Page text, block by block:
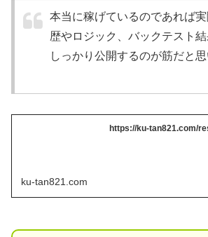
本当に稼げているのであれば
歴やロジック、バックテスト
しっかり公開するのが筋だと思
https://ku-tan821.com/
ku-tan821.com